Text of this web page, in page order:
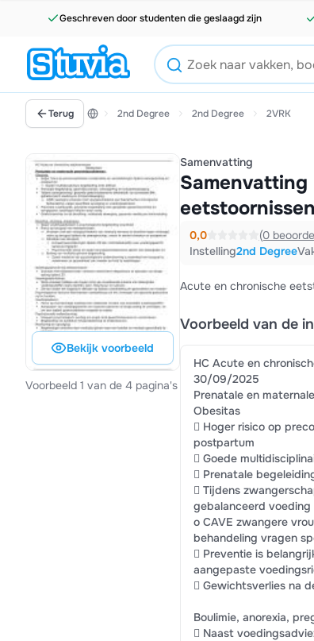
Geschreven door studenten die geslaagd zijn
Terug 2nd Degree 2nd Degree 2VRK
Bekijk voorbeeld
Voorbeeld 1 van de 4 pagina's
Samenvatting
Samenvatting
eetstoornissen
0,0 (0
Instelling2nd Degree
Acute en chronische
Voorbeeld van de
HC Acute en
30/09/2025
Prenatale en
Obesitas
 Hoger risico op
postpartum
 Goede
 Prenatale
 Tijdens
gebalanceerd
o CAVE zwangere
behandeling vragen
 Preventie is
aangepaste
 Gewichtsverlies na
Boulimie, anorexia,
 Naast